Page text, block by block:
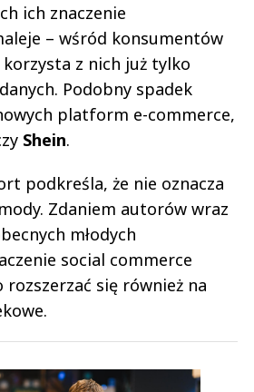
ich znaczenie
– wśród konsumentów
korzysta z nich już tylko
Podobny spadek
platform e-commerce,
Shein.
podkreśla, że nie oznacza
Zdaniem autorów wraz
młodych
social commerce
się również na